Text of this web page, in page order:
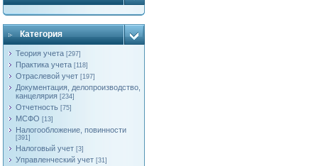
Категория
Теория учета [297]
Практика учета [118]
Отраслевой учет [197]
Документация, делопроизводство,
канцелярия [234]
Отчетность [75]
МСФО [13]
Налогообложение, повинности
[391]
Налоговый учет [3]
Управленческий учет [31]